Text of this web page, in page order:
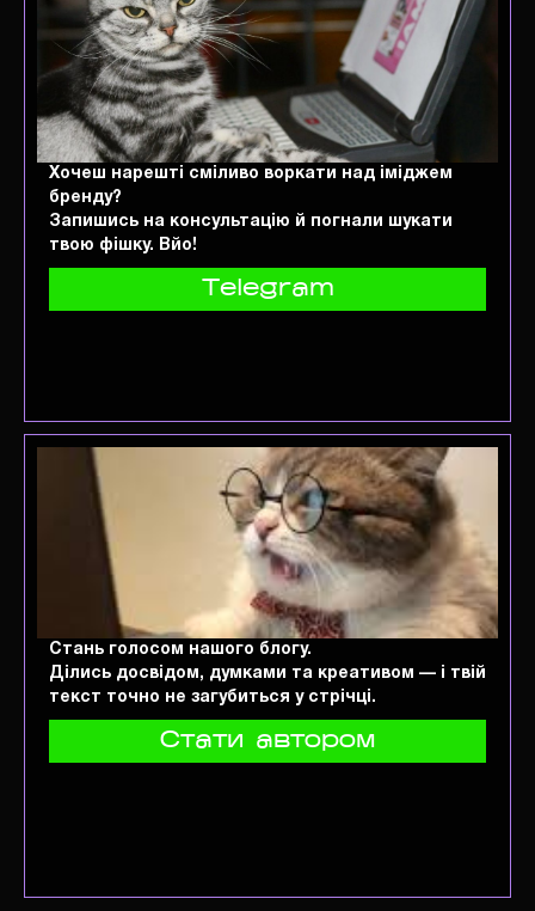
Стань голосом нашого блогу.
Ділись досвідом, думками та креативом — і твій
текст точно не загубиться у стрічці.
Стати автором
Хочеш нарешті сміливо воркати над іміджем
бренду?
Запишись на консультацію й погнали шукати
твою фішку. Вйо!
Telegram